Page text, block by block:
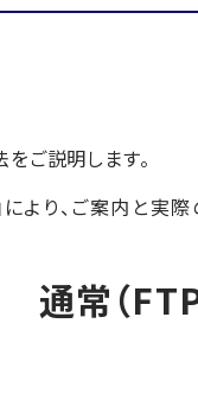
ご説明します。
より、ご案内と
通常（